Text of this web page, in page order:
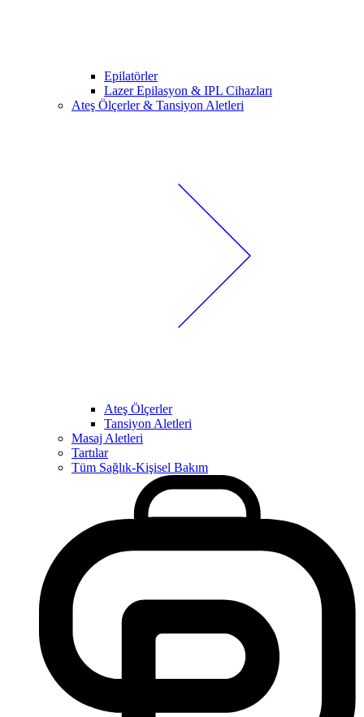
Epilatörler
Lazer Epilasyon & IPL Cihazları
Ateş Ölçerler & Tansiyon Aletleri
Ateş Ölçerler
Tansiyon Aletleri
Masaj Aletleri
Tartılar
Tüm Sağlık-Kişisel Bakım